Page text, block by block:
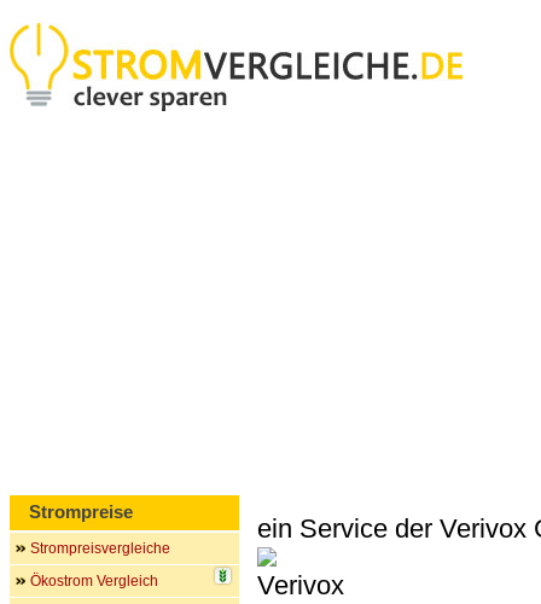
ein Service der Verivox
Strompreise
Strompreisvergleiche
Ökostrom Vergleich